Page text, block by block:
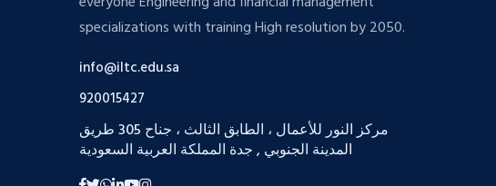
specializations with training High resolution by 2050.
info@iltc.edu.sa
920015427
مركز النور للأعمال ، الطابق الثالث ، جناح 305 طريق
المدينة الجنوبي , جدة المملكة العربية السعودية